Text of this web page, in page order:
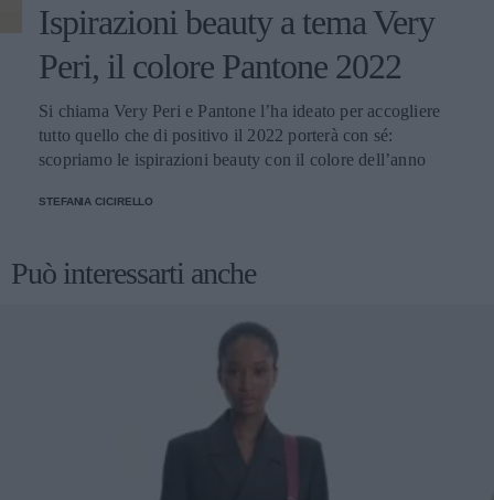
Ispirazioni beauty a tema Very
Peri, il colore Pantone 2022
Si chiama Very Peri e Pantone l’ha ideato per accogliere
tutto quello che di positivo il 2022 porterà con sé:
scopriamo le ispirazioni beauty con il colore dell’anno
STEFANIA CICIRELLO
Può interessarti anche